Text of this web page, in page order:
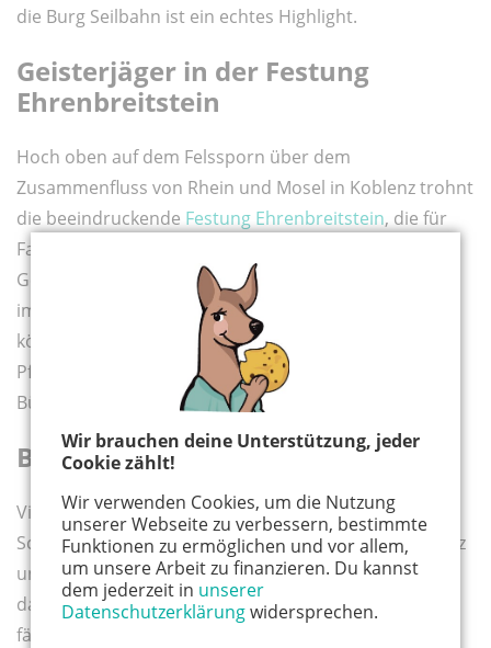
Wir brauchen deine Unterstützung, jeder
Cookie zählt!
Wir verwenden Cookies, um die Nutzung
unserer Webseite zu verbessern, bestimmte
Funktionen zu ermöglichen und vor allem,
um unsere Arbeit zu finanzieren. Du kannst
dem jederzeit in unserer
Datenschutzerklärungwidersprechen.
die Burg Seilbahn ist ein echtes Highlight.
Geisterjäger in der Festung
Ehrenbreitstein
Hoch oben auf dem Felssporn über dem
Zusammenfluss von Rhein und Mosel in Koblenz trohnt
die beeindruckende Festung Ehrenbreitstein, die für
Familien viel zu bieten hat - zum Beispiel die beiden
Geister Willi Bartzilli und Fritzi Dreispitzi, die noch
immer hier herumspuken. Mit dem Geisterreisepass
könnt ihr außerdem auf Schloss Stolzenfels, Burg
Pfalzgrafenstein, Burg Sooneck und Schloss
Bürresheim zu Geisterjägern werden.
Burgen erfahren mit KD
Viele Burgen in kurzer Zeit, das klappt wenn man eine
Schiffstour von Burg zu Burg macht. Zwischen Koblenz
und Bingen stehen am Rheinufer so viele davon, dass
das Rheintal hier sogar UNESCO Welterbe ist. Die
fährt euch zum Beispiel vorbei an der Festung